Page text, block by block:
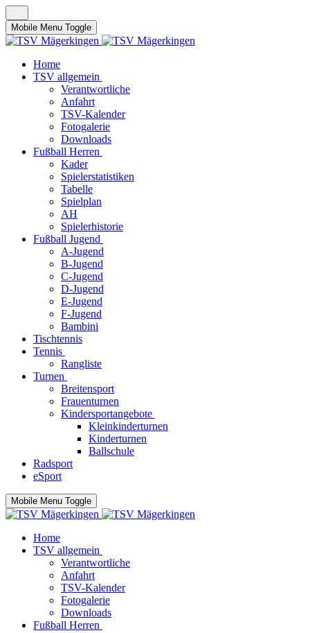
Mobile Menu Toggle
Home
TSV allgemein
Verantwortliche
Anfahrt
TSV-Kalender
Fotogalerie
Downloads
Fußball Herren
Kader
Spielerstatistiken
Tabelle
Spielplan
AH
Spielerhistorie
Fußball Jugend
A-Jugend
B-Jugend
C-Jugend
D-Jugend
E-Jugend
F-Jugend
Bambini
Tischtennis
Tennis
Rangliste
Turnen
Breitensport
Frauenturnen
Kindersportangebote
Kleinkinderturnen
Kinderturnen
Ballschule
Radsport
eSport
Mobile Menu Toggle
Home
TSV allgemein
Verantwortliche
Anfahrt
TSV-Kalender
Fotogalerie
Downloads
Fußball Herren